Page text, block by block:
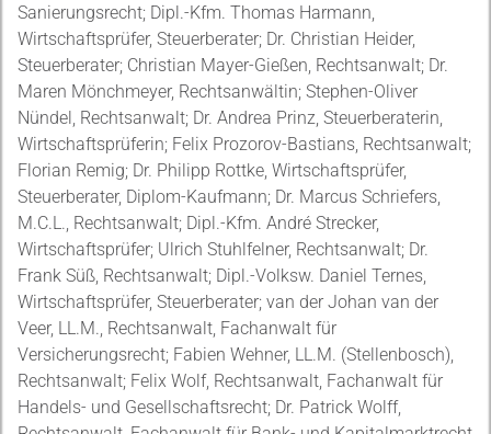
Sanierungsrecht; Dipl.-Kfm. Thomas Harmann,
Wirtschaftsprüfer, Steuerberater; Dr. Christian Heider,
Steuerberater; Christian Mayer-Gießen, Rechtsanwalt; Dr.
Maren Mönchmeyer, Rechtsanwältin; Stephen-Oliver
Nündel, Rechtsanwalt; Dr. Andrea Prinz, Steuerberaterin,
Wirtschaftsprüferin; Felix Prozorov-Bastians, Rechtsanwalt;
Florian Remig; Dr. Philipp Rottke, Wirtschaftsprüfer,
Steuerberater, Diplom-Kaufmann; Dr. Marcus Schriefers,
M.C.L., Rechtsanwalt; Dipl.-Kfm. André Strecker,
Wirtschaftsprüfer; Ulrich Stuhlfelner, Rechtsanwalt; Dr.
Frank Süß, Rechtsanwalt; Dipl.-Volksw. Daniel Ternes,
Wirtschaftsprüfer, Steuerberater; van der Johan van der
Veer, LL.M., Rechtsanwalt, Fachanwalt für
Versicherungsrecht; Fabien Wehner, LL.M. (Stellenbosch),
Rechtsanwalt; Felix Wolf, Rechtsanwalt, Fachanwalt für
Handels- und Gesellschaftsrecht; Dr. Patrick Wolff,